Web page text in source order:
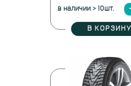
в наличии > 10шт.
В КОРЗИНУ